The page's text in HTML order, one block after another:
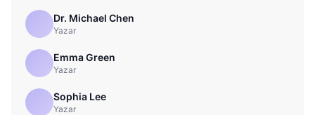
Dr. Michael Chen
Yazar
Emma Green
Yazar
Sophia Lee
Yazar